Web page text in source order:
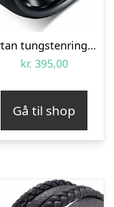
Artan tungstenring sort matteret
kr. 395,00
Gå til shop